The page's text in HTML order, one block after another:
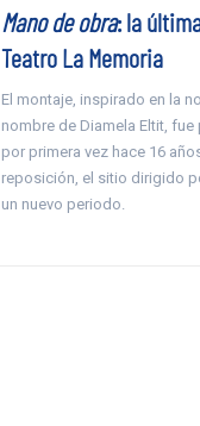
Mano de obra: la
Teatro La Memoria
El montaje, inspirado en la
nombre de Diamela Eltit,
por primera vez hace 16
reposición, el sitio dirigido
un nuevo periodo.